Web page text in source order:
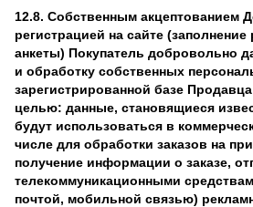
12.8. Собственным акцептованием
регистрацией на сайте (заполнение
анкеты) Покупатель добровольно
и обработку собственных
зарегистрированной базе
целью: данные, становящиеся
будут использоваться в
числе для обработки заказов на
получение информации о заказе,
телекоммуникационными
почтой, мобильной связью)